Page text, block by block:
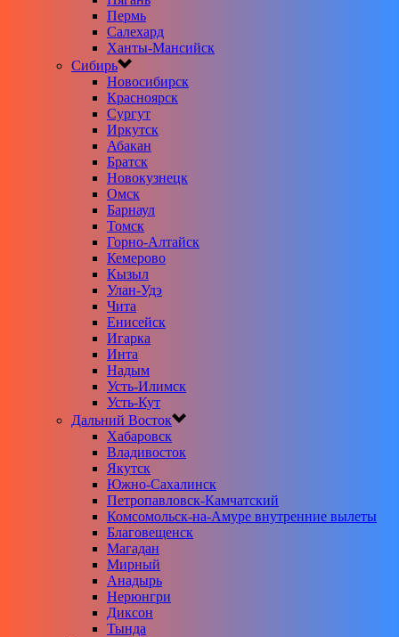
Пермь
Салехард
Ханты-Мансийск
Сибирь
Новосибирск
Красноярск
Сургут
Иркутск
Абакан
Братск
Новокузнецк
Омск
Барнаул
Томск
Горно-Алтайск
Кемерово
Кызыл
Улан-Удэ
Чита
Енисейск
Игарка
Инта
Надым
Усть-Илимск
Усть-Кут
Дальний Восток
Хабаровск
Владивосток
Якутск
Южно-Сахалинск
Петропавловск-Камчатский
Комсомольск-на-Амуре внутренние вылеты
Благовещенск
Магадан
Мирный
Анадырь
Нерюнгри
Диксон
Тында